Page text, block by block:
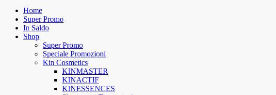
Home
Super Promo
In Saldo
Shop
Super Promo
Speciale Promozioni
Kin Cosmetics
KINMASTER
KINACTIF
KINESSENCES